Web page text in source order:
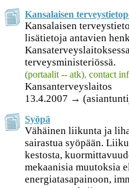
Kansalaisen
Kansalaisen
lisätietoja antavien
terveysministeriössä.
(portaalit -- atk), contact
Kansanterveyslaitos
13.4.2007 →
Syöpä
Vähäinen liikunta ja
sairastua syöpään.
kestosta,
mekaanisia muutoksia
energiatasapainoon,